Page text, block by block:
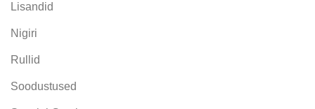
Lisandid
Nigiri
Rullid
Soodustused